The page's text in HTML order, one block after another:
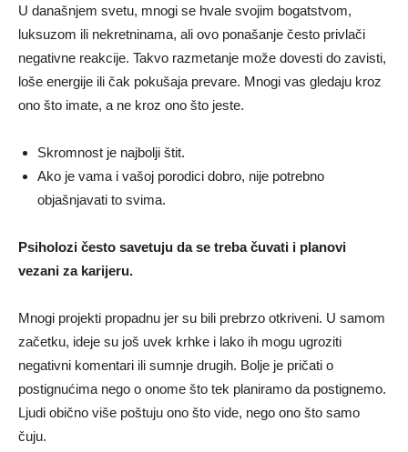
U današnjem svetu, mnogi se hvale svojim bogatstvom,
luksuzom ili nekretninama, ali ovo ponašanje često privlači
negativne reakcije. Takvo razmetanje može dovesti do zavisti,
loše energije ili čak pokušaja prevare. Mnogi vas gledaju kroz
ono što imate, a ne kroz ono što jeste.
Skromnost je najbolji štit.
Ako je vama i vašoj porodici dobro, nije potrebno
objašnjavati to svima.
Psiholozi često savetuju da se treba čuvati i planovi
vezani za karijeru.
Mnogi projekti propadnu jer su bili prebrzo otkriveni. U samom
začetku, ideje su još uvek krhke i lako ih mogu ugroziti
negativni komentari ili sumnje drugih. Bolje je pričati o
postignućima nego o onome što tek planiramo da postignemo.
Ljudi obično više poštuju ono što vide, nego ono što samo
čuju.